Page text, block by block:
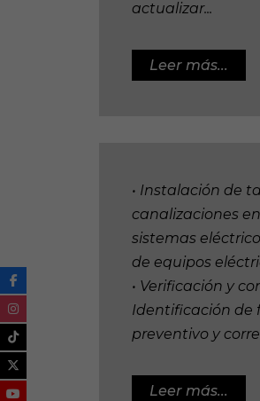
actualizar...
Leer más...
• Instalación de
canalizaciones
sistemas
de equipos
• Verificación y
Identificación de
preventivo y
Leer más...